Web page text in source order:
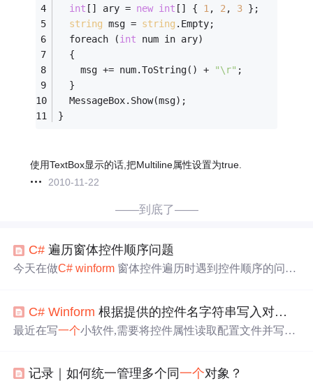
int [] ary = new int [] { 1, 2, 3 };
string msg = string .Empty;
  foreach (
int num in ary)
  {
    msg += num.ToString() +
"\r" ;
  }
  MessageBox.Show(msg);
}
使用TextBox显示的话,把Multiline属性设置为true.
2010-11-22
——到底了——
C# 遍历窗体控件顺序问题
今天在做C# winform 窗体控件遍历时遇到控件顺序的问
4)，Panel_14上面有13个子 Panel（Panel_1 ~ Panel_13)，每
个子 Panel 上有10个 TextBox，为了便于操作TextBox中的
C# Winform 根据提供的控件名字符串写入对应的数据的数据
最近在写一个小软件,需要将控件属性读取配置文件并写入
记录｜如何统一管理多个同一个对象？